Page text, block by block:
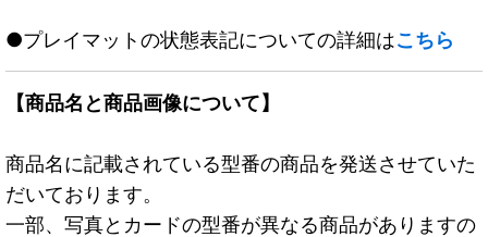
●プレイマットの状態表記についての詳細はこちら
【商品名と商品画像について】
商品名に記載されている型番の商品を発送させていた
だいております。
一部、写真とカードの型番が異なる商品がありますの